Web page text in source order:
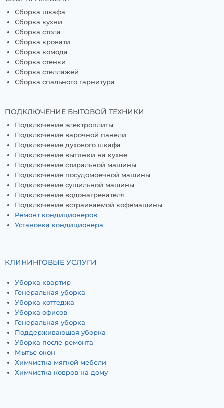
Сборка шкафа
Сборка кухни
Сборка стола
Сборка кровати
Сборка комода
Сборка стенки
Сборка стеллажей
Сборка спального гарнитура
ПОДКЛЮЧЕНИЕ БЫТОВОЙ ТЕХНИКИ
Подключение электроплиты
Подключение варочной панели
Подключение духового шкафа
Подключение вытяжки на кухне
Подключение стиральной машины
Подключение посудомоечной машины
Подключение сушильной машины
Подключение водонагревателя
Подключение встраиваемой кофемашины
Ремонт кондиционеров
Установка кондиционера
КЛИНИНГОВЫЕ УСЛУГИ
Уборка квартир
Генеральная уборка
Уборка коттеджа
Уборка офисов
Генеральная уборка
Поддерживающая уборка
Уборка после ремонта
Мытье окон
Химчистка мягкой мебели
Химчистка ковров на дому